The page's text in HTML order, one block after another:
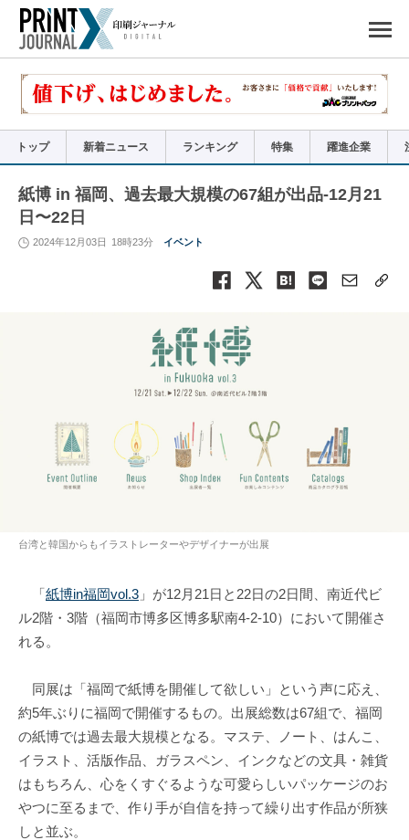
で
リ
トップ 新着ニュース ランキング 特集 躍進企業
紙博 in 福岡、過去最大規模の67組が出品-12月21
日〜22日
2024年12月03日 18時23分 イベント
台湾と韓国からもイラストレーターやデザイナーが出展
「紙博in福岡vol.3 」が12月21日と22日の2日間、南近代ビ
ル2階・3階（福岡市博多区博多駅南4-2-10）において開催さ
れる。
同展は「福岡で紙博を開催して欲しい」という声に応え、
約5年ぶりに福岡で開催するもの。出展総数は67組で、福岡
の紙博では過去最大規模となる。マステ、ノート、はんこ、
イラスト、活版作品、ガラスペン、インクなどの文具・雑貨
はもちろん、心をくすぐるような可愛らしいパッケージのお
やつに至るまで、作り手が自信を持って繰り出す作品が所狭
しと並ぶ。